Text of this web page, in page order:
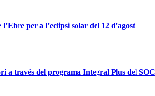
per a l’eclipsi solar del 12 d’agost
a través del programa Integral Plus del SOC